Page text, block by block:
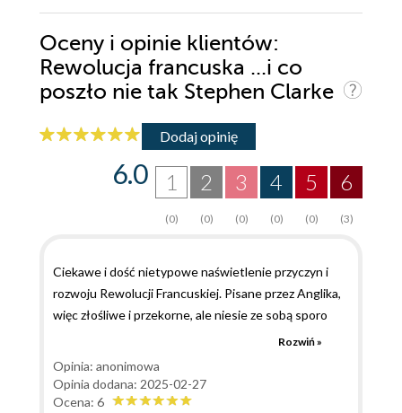
Oceny i opinie klientów:
Rewolucja francuska ...i co
poszło nie tak Stephen Clarke
Dodaj opinię
6
(3)
5
(0)
4
(0)
3
(0)
2
(0)
1
(0)
6.0
Ciekawe i dość nietypowe naświetlenie przyczyn i
rozwoju Rewolucji Francuskiej. Pisane przez Anglika,
więc złośliwe i przekorne, ale niesie ze sobą sporo
faktografii. Nie zastąpi znajomości "klasycznej" wersji
ciekawej perspektywy. Moim zdaniem autor brnie w
anegdotyczne szczegoły, na czym traci spojność
Rozwiń »
Opinia: anonimowa
Opinia dodana: 2025-02-27
Ocena: 6